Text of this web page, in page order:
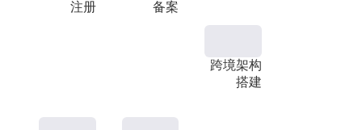
注册
备案
跨境架构
搭建